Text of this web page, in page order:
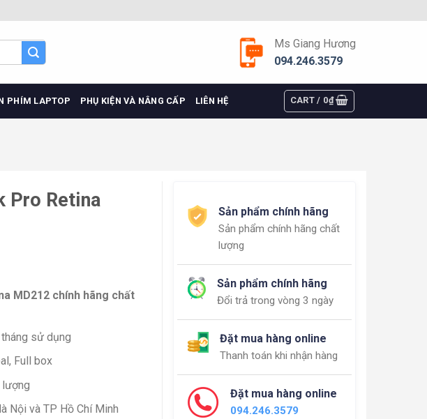
Ms Giang Hương
094.246.3579
PHÍM LAPTOP PHỤ KIỆN VÀ NÂNG CẤP LIÊN HỆ CART / 0₫
Pro Retina
MD212 chính hãng chất
sử dụng
Full box
lượng
Nội và TP Hồ Chí Minh
Sản phẩm chính hãng
Sản phẩm chính hãng chất
lượng
Sản phẩm chính hãng
Đổi trả trong vòng 3 ngày
Đặt mua hàng online
Thanh toán khi nhận hàng
Đặt mua hàng online
094.246.3579